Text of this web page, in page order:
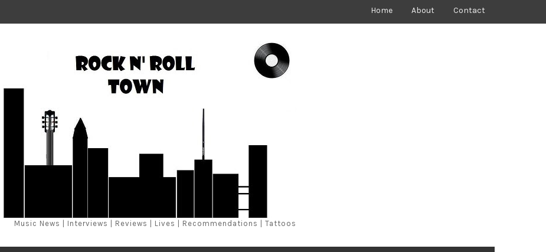
Home About Contact
Music News | Interviews | Reviews | Lives | Recommendations | Tattoos